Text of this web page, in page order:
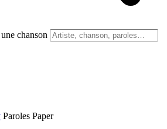
chanson
Paroles Paper